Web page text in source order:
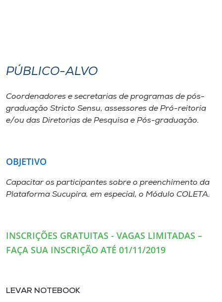
Biblioteca
Editora
Museu
Unoesc
Selecione
PÚBLICO-ALVO
Coordenadores e secretarias de programas de pós-
graduação Stricto Sensu, assessores de Pró-reitoria
e/ou das Diretorias de Pesquisa e Pós-graduação.
OBJETIVO
Capacitar os participantes sobre o preenchimento da
Plataforma Sucupira, em especial, o Módulo COLETA.
INSCRIÇÕES GRATUITAS - VAGAS LIMITADAS –
FAÇA SUA INSCRIÇÃO ATÉ 01/11/2019
LEVAR NOTEBOOK